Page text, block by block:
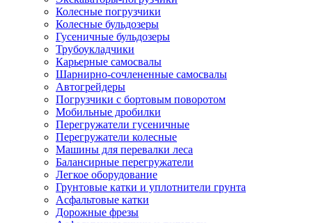
Колесные погрузчики
Колесные бульдозеры
Гусеничные бульдозеры
Трубоукладчики
Карьерные самосвалы
Шарнирно-сочлененные cамосвалы
Автогрейдеры
Погрузчики с бортовым поворотом
Мобильные дробилки
Перегружатели гусеничные
Перегружатели колесные
Машины для перевалки леса
Балансирные перегружатели
Легкое оборудование
Грунтовые катки и уплотнители грунта
Асфальтовые катки
Дорожные фрезы